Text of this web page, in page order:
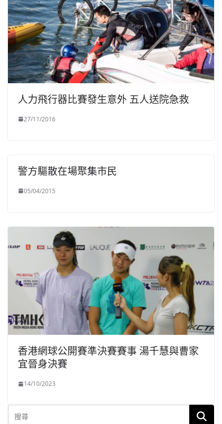
人力飛行器比賽發生意外 五人送院急救
27/11/2016
警方驅散在場聚集市民
05/04/2015
香港網球公開賽準決賽賽事 湯千慧與曹家
宜晉身決賽
14/10/2023